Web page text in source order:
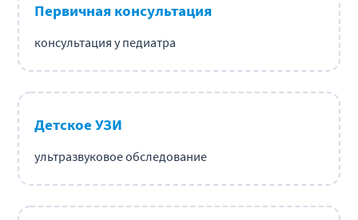
Первичная консультация
консультация у педиатра
Детское УЗИ
ультразвуковое обследование